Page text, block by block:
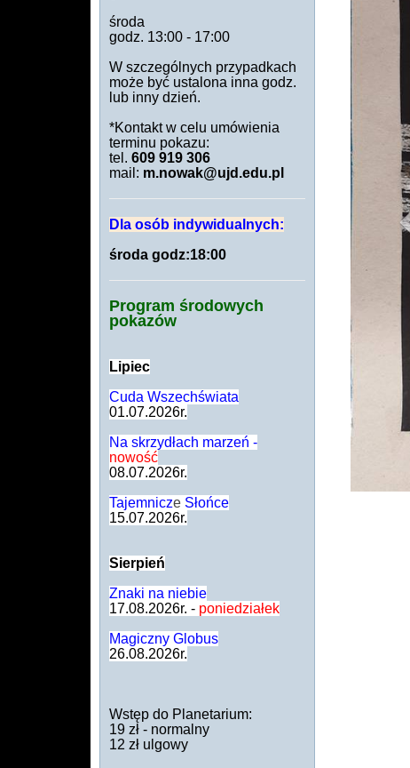
środa
godz. 13:00 - 17:00
W szczególnych przypadkach
może być ustalona inna godz.
lub inny dzień.
*Kontakt w celu umówienia
terminu pokazu:
tel. 609 919 306
mail: m.nowak@ujd.edu.pl
Dla osób indywidualnych:
środa godz:18:00
Program środowych
pokazów
Lipiec
Cuda Wszechświata
01.07.2026r.
Na skrzydłach marzeń -
nowość
08.07.2026r.
Tajemnicze Słońce
15.07.2026r.
Sierpień
Znaki na niebie
17.08.2026r. - poniedziałek
Magiczny Globus
26.08.2026r.
Wstęp do Planetarium:
19 zł - normalny
12 zł ulgowy